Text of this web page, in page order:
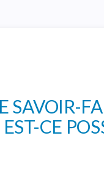
SAVOIR-
CE